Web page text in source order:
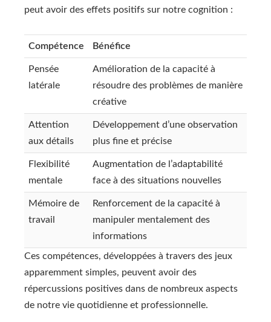
peut avoir des effets positifs sur notre cognition :
Compétence Bénéfice
Pensée
latérale
Amélioration de la capacité à
résoudre des problèmes de manière
créative
Attention
aux détails
Développement d’une observation
plus fine et précise
Flexibilité
mentale
Augmentation de l’adaptabilité
face à des situations nouvelles
Mémoire de
travail
Renforcement de la capacité à
manipuler mentalement des
informations
Ces compétences, développées à travers des jeux
apparemment simples, peuvent avoir des
répercussions positives dans de nombreux aspects
de notre vie quotidienne et professionnelle.